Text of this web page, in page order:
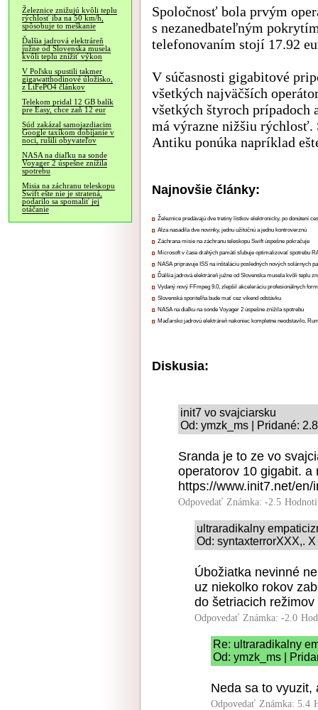
Železnice znižujú kvôli teplu
rýchlosť iba na 50 km/h,
spôsobuje to meškanie
Ďalšia jadrová elektráreň
južne od Slovenska musela
kvôli teplu znížiť výkon
V Poľsku spustili takmer
gigawatthodinové úložisko,
z LiFePO4 článkov
Telekom pridal 12 GB balík
pre Easy, chce zaň 12 eur
Súd zakázal samojazdiacim
Google taxíkom dobíjanie v
noci, rušili obyvateľov
NASA na diaľku na sonde
Voyager 2 úspešne znížila
spotrebu
Misia na záchranu teleskopu
Swift ešte nie je stratená,
podarilo sa spomaliť jej
otáčanie
Spoločnosť bola prvým
s nezanedbateľným
telefonovaním stojí 17.92
V súčasnosti gigabitové
všetkých najväčších
všetkých štyroch prípadoch
má výrazne nižšiu
Antiku ponúka napríklad
Najnovšie články:
Železnice predávajú dve tretiny lístkov elektronicky, po donútení
Alza nasadila dve novinky, jednu užitočnú a jednu kontroverznú
Záchrana misie na záchranu teleskopu Swift úspešne pokračuje
Microsoft v čase drahých pamätí sľubuje optimalizovať spotrebu
NASA pripravuje ISS na inštaláciu posledných nových solárnych
Ďalšia jadrová elektráreň južne od Slovenska musela kvôli teplu
Vydaný nový FFmpeg 9.0, zlepšil akceleráciu profesionálnych
Slovenská sporiteľňa bude mať cez víkend odstávku
NASA na diaľku na sonde Voyager 2 úspešne znížila spotrebu
Maďarsko jadrovú elektráreň nakoniec kompletne neodstavilo,
Diskusia:
init7 vo svajciarsku
Od: ymzk_ms | Pridané:
Sranda je to ze vo
operatorov 10 gigabit. a
https://www.init7.net/en/
Odpovedať Známka: -2.5
ultraradikalny
Od: syntaxterrorXXX,.
Úbožiatka nevinné
uz niekolko rokov
do šetriacich
Odpovedať Známka: -2.0
Re: ultraradikalny
Od: ymzk_ms |
Neda sa to vyuzit,
Odpovedať Známka: 5.4